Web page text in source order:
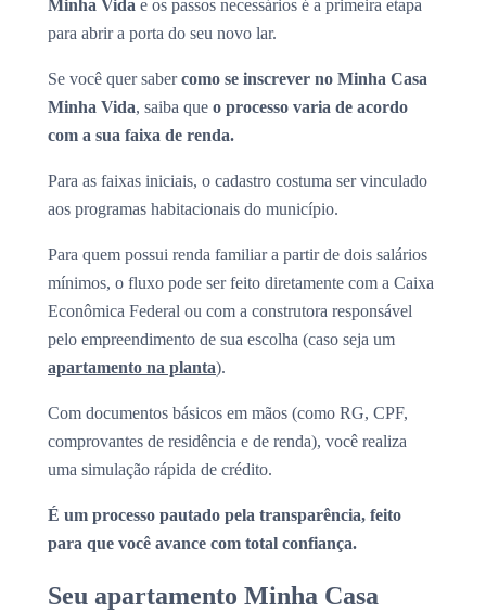
Minha Vida e os passos necessários é a primeira etapa
para abrir a porta do seu novo lar.
Se você quer sabercomo se inscrever no Minha Casa
Minha Vida, saiba que o processo varia de acordo
com a sua faixa de renda.
Para as faixas iniciais, o cadastro costuma ser vinculado
aos programas habitacionais do município.
Para quem possui renda familiar a partir de dois salários
mínimos, o fluxo pode ser feito diretamente com a Caixa
Econômica Federal ou com a construtora responsável
pelo empreendimento de sua escolha (caso seja um
apartamento na planta).
Com documentos básicos em mãos (como RG, CPF,
comprovantes de residência e de renda), você realiza
uma simulação rápida de crédito.
É um processo pautado pela transparência, feito
para que você avance com total confiança.
Seu apartamento Minha Casa